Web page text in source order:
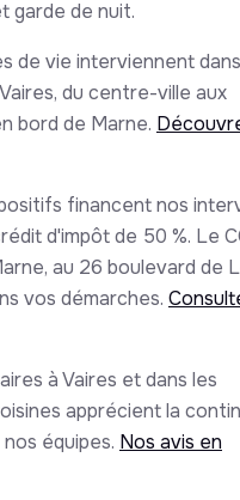
garde de nuit.
de vie interviennent
du centre-ville aux
bord de Marne.
financent nos
d'impôt de 50 %. Le
au 26 boulevard de
vos démarches.
à Vaires et dans les
apprécient la
équipes. Nos avis en